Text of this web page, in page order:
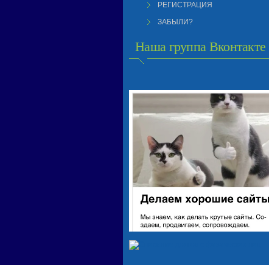
РЕГИСТРАЦИЯ
ЗАБЫЛИ?
Наша группа Вконтакте